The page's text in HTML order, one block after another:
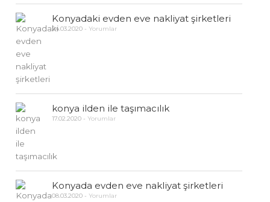
Konyadaki evden eve nakliyat şirketleri
24.03.2020 - Yorumlar
konya ilden ile taşımacılık
17.02.2020 - Yorumlar
Konyada evden eve nakliyat şirketleri
08.03.2020 - Yorumlar